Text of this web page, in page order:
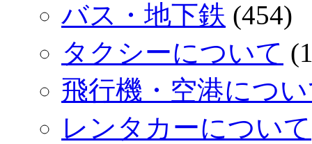
バス・地下鉄 (454)
タクシーについて
飛行機・空港につ
レンタカーについて